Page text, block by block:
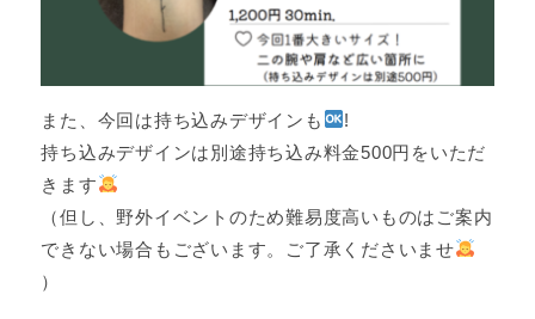
また、今回は持ち込みデザインも
!
持ち込みデザインは別途持ち込み料金500円をいただ
きます
（但し、野外イベントのため難易度高いものはご案内
できない場合もございます。ご了承くださいませ
）